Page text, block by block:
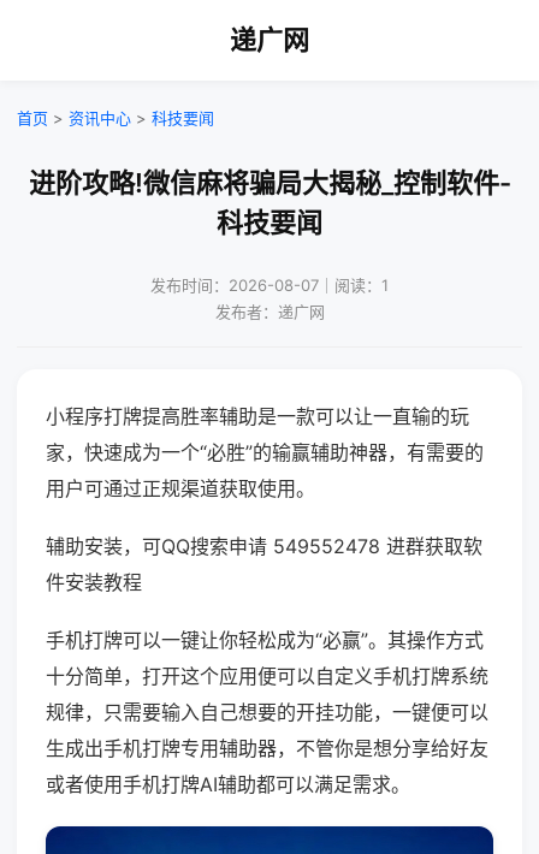
递广网
首页 > 资讯中心 > 科技要闻
进阶攻略!微信麻将骗局大揭秘_控制软件-
科技要闻
发布时间：2026-08-07｜阅读：1
发布者：递广网
小程序打牌提高胜率辅助是一款可以让一直输的玩
家，快速成为一个“必胜”的输赢辅助神器，有需要的
用户可通过正规渠道获取使用。
辅助安装，可QQ搜索申请 549552478 进群获取软
件安装教程
手机打牌可以一键让你轻松成为“必赢”。其操作方式
十分简单，打开这个应用便可以自定义手机打牌系统
规律，只需要输入自己想要的开挂功能，一键便可以
生成出手机打牌专用辅助器，不管你是想分享给好友
或者使用手机打牌AI辅助都可以满足需求。